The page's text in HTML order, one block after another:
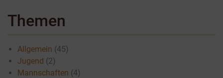
Themen
Allgemein (45)
Jugend (2)
Mannschaften (4)